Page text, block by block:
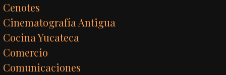
Cenotes
Cinematografía Antigua
Cocina Yucateca
Comercio
Comunicaciones